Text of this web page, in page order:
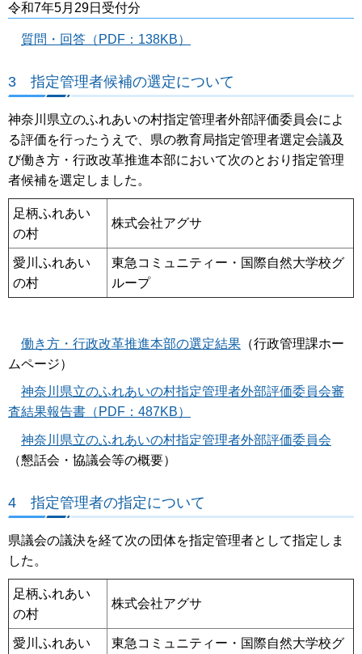
令和7年5月29日受付分
質問・回答（PDF：138KB）
3 指定管理者候補の選定について
神奈川県立のふれあいの村指定管理者外部評価委員会によ
る評価を行ったうえで、県の教育局指定管理者選定会議及
び働き方・行政改革推進本部において次のとおり指定管理
者候補を選定しました。
足柄ふれあい
の村
株式会社アグサ
愛川ふれあい
の村
東急コミュニティー・国際自然大学校グ
ループ
働き方・行政改革推進本部の選定結果 （行政管理課ホー
ムページ）
神奈川県立のふれあいの村指定管理者外部評価委員会審
査結果報告書（PDF：487KB）
神奈川県立のふれあいの村指定管理者外部評価委員会
（懇話会・協議会等の概要）
4 指定管理者の指定について
県議会の議決を経て次の団体を指定管理者として指定しま
した。
足柄ふれあい
の村
株式会社アグサ
愛川ふれあい
東急コミュニティー・国際自然大学校グ